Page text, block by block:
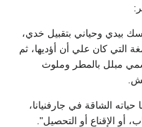
بيدي وحياني بتقبيل خدي،
التي كان علي أن أؤديها، ثم
مبلل بالمطر وملوث
الشاقة في جارفنيانا،
أو الإقناع أو التحصيل".